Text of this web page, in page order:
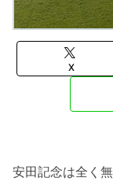
X
安田記念は全く